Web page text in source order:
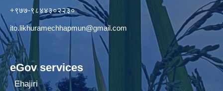
+९७७-९८४४३०२२३०
ito.likhuramechhapmun@gmail.com
eGov services
Ehajiri